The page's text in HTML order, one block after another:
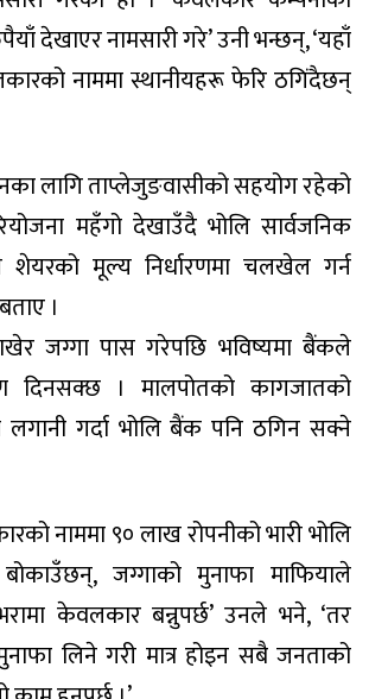
देखाएर नामसारी गरे’ उनी भन्छन्, ‘यहाँ
नाममा स्थानीयहरू फेरि ठगिंदैछन्
लागि ताप्लेजुङवासीको सहयोग रहेको
महँगो देखाउँदै भोलि सार्वजनिक
शेयरको मूल्य निर्धारणमा चलखेल गर्न
।
जग्गा पास गरेपछि भविष्यमा बैंकले
। मालपोतको कागजातको
गर्दा भोलि बैंक पनि ठगिन सक्ने
नाममा ९० लाख रोपनीको भारी भोलि
बोकाउँछन्, जग्गाको मुनाफा माफियाले
केवलकार बन्नुपर्छ’ उनले भने, ‘तर
लिने गरी मात्र होइन सबै जनताको